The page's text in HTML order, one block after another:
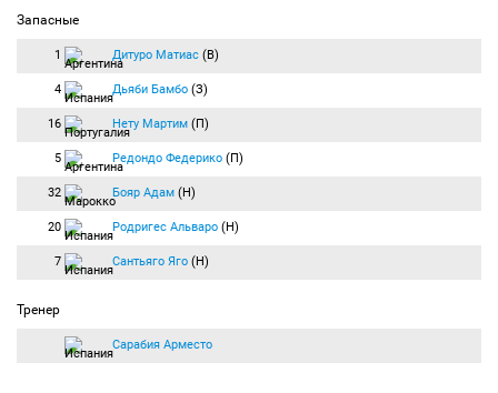
Запасные
1 Дитуро Матиас (В)
4 Дьяби Бамбо (З)
16 Нету Мартим (П)
5 Редондо Федерико (П)
32 Бояр Адам (Н)
20 Родригес Альваро (Н)
7 Сантьяго Яго (Н)
Тренер
Сарабия Арместо